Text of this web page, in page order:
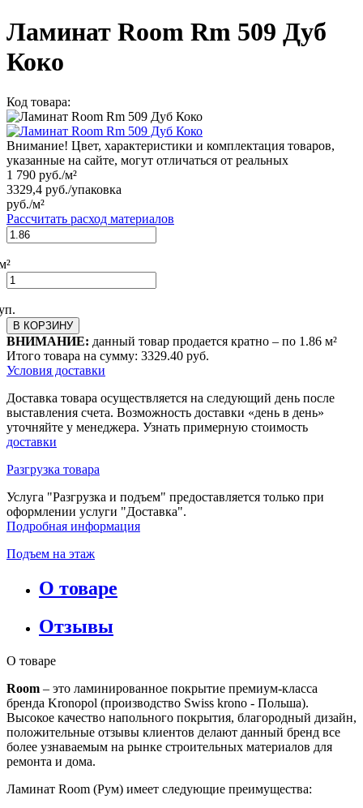
Ламинат Room Rm 509 Дуб
Коко
Код товара:
Внимание! Цвет, характеристики и комплектация товаров,
указанные на сайте, могут отличаться от реальных
1 790 руб./м²
3329,4 руб./упаковка
руб./м²
Рассчитать расход материалов
В КОРЗИНУ
ВНИМАНИЕ: данный товар продается кратно – по 1.86 м²
Итого товара на сумму: 3329.40 руб.
Условия доставки
Доставка товара осуществляется на следующий день после
выставления счета. Возможность доставки «день в день»
уточняйте у менеджера. Узнать примерную стоимость
доставки
Разгрузка товара
Услуга "Разгрузка и подъем" предоставляется только при
оформлении услуги "Доставка".
Подробная информация
Подъем на этаж
О товаре
Отзывы
О товаре
Room – это ламинированное покрытие премиум-класса
бренда Kronopol (производство Swiss krono - Польша).
Высокое качество напольного покрытия, благородный дизайн,
положительные отзывы клиентов делают данный бренд все
более узнаваемым на рынке строительных материалов для
ремонта и дома.
Ламинат Room (Рум) имеет следующие преимущества: